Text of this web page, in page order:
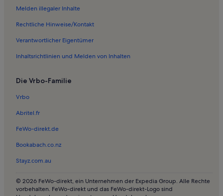
Ferienwohnungen in Stralsund
Ferienwohnungen in St.-Nikolai-Kirche
Ferienunterkünfte nahe Stralsund-Rügendamm Station
Ferienwohnungen in Deutsches Meeresmuseum
Häuser in Klausdorf
Ferienwohnungen und Apartments in Klausdorf
Häuser in Stahlbrode
Haustierfreundliche Ferienunterkünfte in Stahlbrode
Ferienwohnungen und Apartments in Stahlbrode
Häuser in Sundhagen
Ferienwohnungen und Apartments in Sundhagen
Longstay in Landkreis Nordvorpommern
Melden illegaler Inhalte
Rechtliche Hinweise/Kontakt
Verantwortlicher Eigentümer
Inhaltsrichtlinien und Melden von Inhalten
Die Vrbo-Familie
Vrbo
Abritel.fr
FeWo-direkt.de
Bookabach.co.nz
Stayz.com.au
© 2026 FeWo-direkt, ein Unternehmen der Expedia Group. Alle Rechte
vorbehalten. FeWo-direkt und das FeWo-direkt-Logo sind